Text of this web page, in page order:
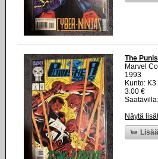
The
Marvel
1993
Kunto:
3.00 €
Näytä